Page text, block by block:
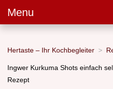
Menu
Hertaste – Ihr Kochbegleiter
Ingwer Kurkuma Shots einfach
Rezept